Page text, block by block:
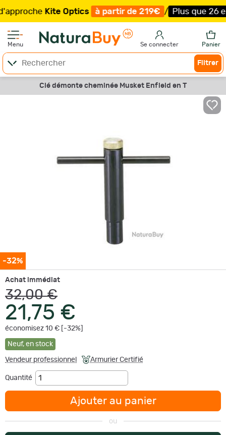
Kite Optics à partir de 219€ / Plus que 26
Menu Se connecter Panier
Filtrer
Clé démonte cheminée Musket Enfield en T
-32%
Achat immédiat
32,00 €
21,75 €
économisez 10 € [-32%]
Neuf, en stock
Vendeur professionnel Armurier Certifié
Quantité
Ajouter au panier
ou